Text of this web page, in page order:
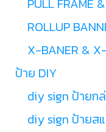
ROLLUP
X-BANER &
ป้าย DIY
diy sign ป้ายก
diy sign ป้ายส